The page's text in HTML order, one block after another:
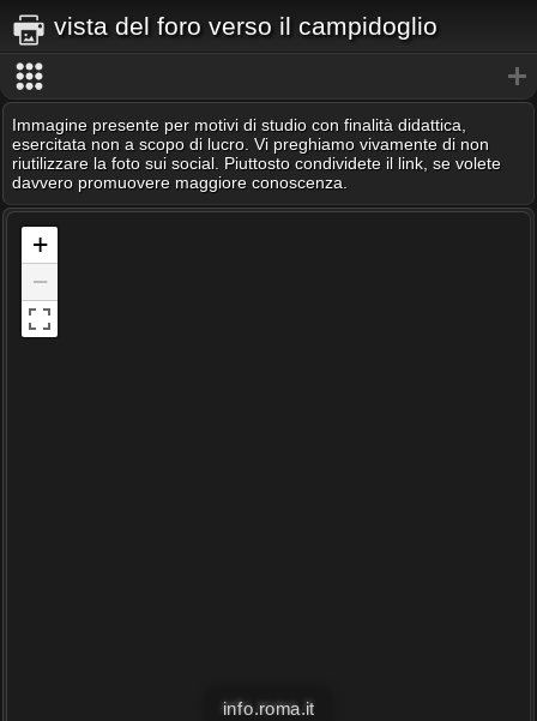
vista del foro verso il campidoglio
Immagine presente per motivi di studio con finalità didattica,
esercitata non a scopo di lucro. Vi preghiamo vivamente di non
riutilizzare la foto sui social. Piuttosto condividete il link, se volete
davvero promuovere maggiore conoscenza.
+
−
info.roma.it